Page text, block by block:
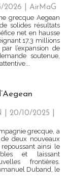
2026 |AirMaG
grecque Aegean
solides résultats
net en hausse
17,3 millions
l’expansion de
soutenue,
| 20/10/2025
grecque, a
deux nouveaux
ainsi le
et laissant
frontières.
Duband, le